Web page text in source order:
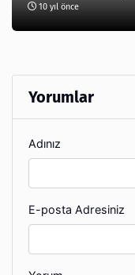
10 yıl önce
Yorumlar
Adınız
E-posta Adresiniz